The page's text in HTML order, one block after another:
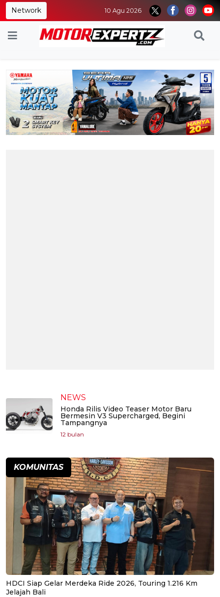
Network 10 Agu 2026
NEWS
Honda Rilis Video Teaser Motor Baru
Bermesin V3 Supercharged, Begini
Tampangnya
12 bulan
KOMUNITAS
HDCI Siap Gelar Merdeka Ride 2026, Touring 1.216 Km
Jelajah Bali